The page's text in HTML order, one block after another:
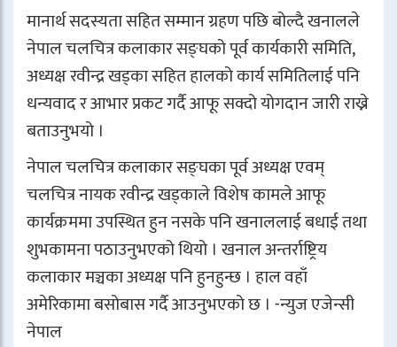
मानार्थ सदस्यता सहित सम्मान ग्रहण पछि बोल्दै खनालले
नेपाल चलचित्र कलाकार सङ्घको पूर्व कार्यकारी समिति,
अध्यक्ष रवीन्द्र खड्का सहित हालको कार्य समितिलाई पनि
धन्यवाद र आभार प्रकट गर्दै आफू सक्दो योगदान जारी राख्ने
बताउनुभयो ।
नेपाल चलचित्र कलाकार सङ्घका पूर्व अध्यक्ष एवम्
चलचित्र नायक रवीन्द्र खड्काले विशेष कामले आफू
कार्यक्रममा उपस्थित हुन नसके पनि खनाललाई बधाई तथा
शुभकामना पठाउनुभएको थियो । खनाल अन्तर्राष्ट्रिय
कलाकार मञ्चका अध्यक्ष पनि हुनहुन्छ । हाल वहाँ
अमेरिकामा बसोबास गर्दै आउनुभएको छ । -न्युज एजेन्सी
नेपाल